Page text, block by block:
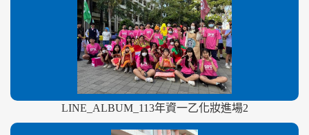
LINE_ALBUM_113年資一乙化妝進場2